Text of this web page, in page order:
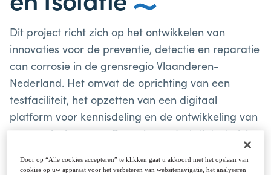
Dit project richt zich op het ontwikkelen van
innovaties voor de preventie, detectie en reparatie
can corrosie in de grensregio Vlaanderen-
Nederland. Het omvat de oprichting van een
testfaciliteit, het opzetten van een digitaal
platform voor kennisdeling en de ontwikkeling van
een curriculum voor Corrosie- en Isolatietechnici.
Het project wordt gecoördineerd door Kic-MPI en
gefinancierd binnen het Interreg V programma.
Door op “Alle cookies accepteren” te klikken gaat u akkoord met het opslaan van
cookies op uw apparaat voor het verbeteren van websitenavigatie, het analyseren